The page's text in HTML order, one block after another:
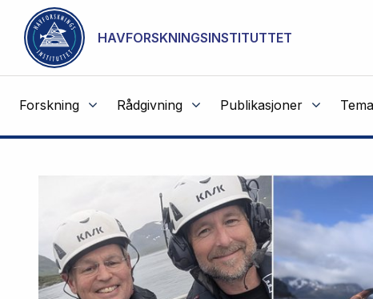
Gå til hovedinnhold
HAVFORSKNINGSINSTITUTTET
Forskning Rådgivning Publikasjoner
NOT CACHED
Havforskningsinstituttet
artikler